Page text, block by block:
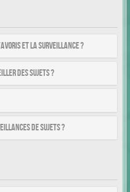
et la surveillance ?
des sujets ?
de sujets ?